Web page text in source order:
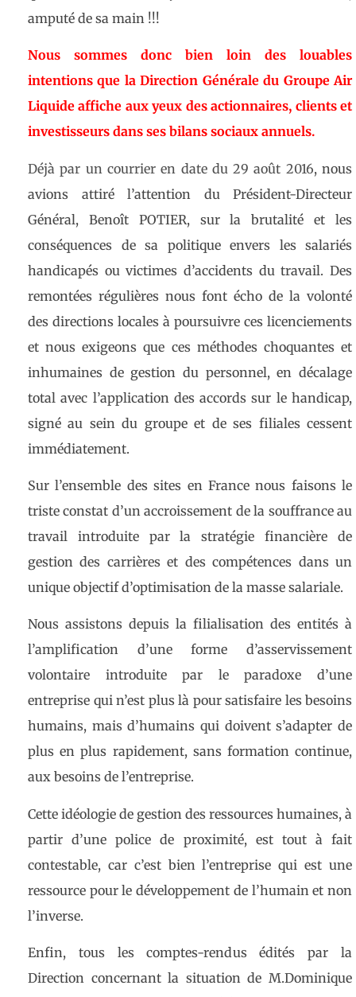
amputé de sa main !!!
Nous sommes donc bien loin des louables
intentions que la Direction Générale du Groupe Air
Liquide affiche aux yeux des actionnaires, clients et
investisseurs dans ses bilans sociaux annuels.
Déjà par un courrier en date du 29 août 2016, nous
avions attiré l’attention du Président-Directeur
Général, Benoît POTIER, sur la brutalité et les
conséquences de sa politique envers les salariés
handicapés ou victimes d’accidents du travail. Des
remontées régulières nous font écho de la volonté
des directions locales à poursuivre ces licenciements
et nous exigeons que ces méthodes choquantes et
inhumaines de gestion du personnel, en décalage
total avec l’application des accords sur le handicap,
signé au sein du groupe et de ses filiales cessent
immédiatement.
Sur l’ensemble des sites en France nous faisons le
triste constat d’un accroissement de la souffrance au
travail introduite par la stratégie financière de
gestion des carrières et des compétences dans un
unique objectif d’optimisation de la masse salariale.
Nous assistons depuis la filialisation des entités à
l’amplification d’une forme d’asservissement
volontaire introduite par le paradoxe d’une
entreprise qui n’est plus là pour satisfaire les besoins
humains, mais d’humains qui doivent s’adapter de
plus en plus rapidement, sans formation continue,
aux besoins de l’entreprise.
Cette idéologie de gestion des ressources humaines, à
partir d’une police de proximité, est tout à fait
contestable, car c’est bien l’entreprise qui est une
ressource pour le développement de l’humain et non
l’inverse.
Enfin, tous les comptes-rendus édités par la
Direction concernant la situation de M.Dominique